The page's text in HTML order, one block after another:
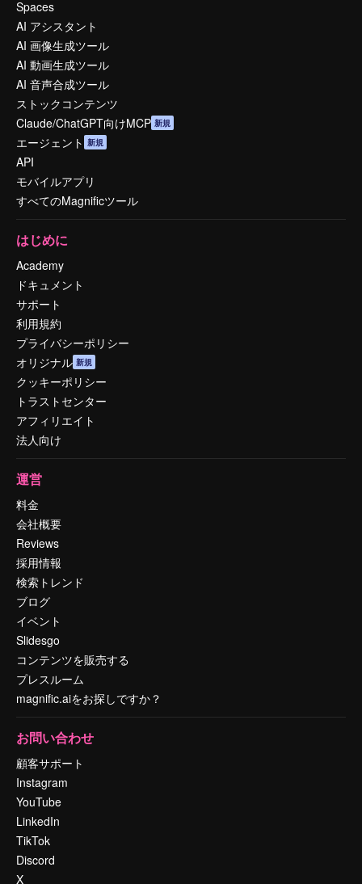
Spaces
AI アシスタント
AI 画像生成ツール
AI 動画生成ツール
AI 音声合成ツール
ストックコンテンツ
Claude/ChatGPT向けMCP 新規
エージェント 新規
API
モバイルアプリ
すべてのMagnificツール
はじめに
Academy
ドキュメント
サポート
利用規約
プライバシーポリシー
オリジナル 新規
クッキーポリシー
トラストセンター
アフィリエイト
法人向け
運営
料金
会社概要
Reviews
採用情報
検索トレンド
ブログ
イベント
Slidesgo
コンテンツを販売する
プレスルーム
magnific.aiをお探しですか？
お問い合わせ
顧客サポート
Instagram
YouTube
LinkedIn
TikTok
Discord
X